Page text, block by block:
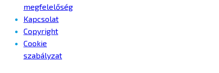
megfelelőség
Kapcsolat
Copyright
Cookie
szabályzat